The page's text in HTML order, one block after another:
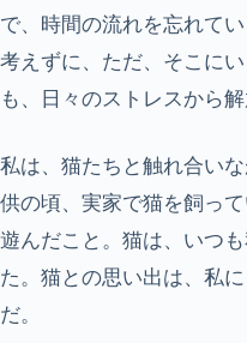
で、時間の流れを忘れて
考えずに、ただ、そこに
も、日々のストレスから
私は、猫たちと触れ合い
供の頃、実家で猫を飼っ
遊んだこと。猫は、いつ
た。猫との思い出は、私
だ。